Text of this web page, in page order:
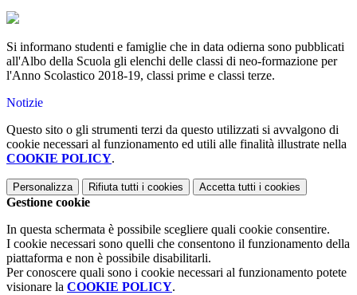
Si informano studenti e famiglie che in data odierna sono pubblicati
all'Albo della Scuola gli elenchi delle classi di neo-formazione per
l'Anno Scolastico 2018-19, classi prime e classi terze.
Notizie
Questo sito o gli strumenti terzi da questo utilizzati si avvalgono di
cookie necessari al funzionamento ed utili alle finalità illustrate nella
COOKIE POLICY.
Personalizza Rifiuta tutti i cookies Accetta tutti i cookies
Gestione cookie
In questa schermata è possibile scegliere quali cookie consentire.
I cookie necessari sono quelli che consentono il funzionamento della
piattaforma e non è possibile disabilitarli.
Per conoscere quali sono i cookie necessari al funzionamento potete
visionare la COOKIE POLICY.